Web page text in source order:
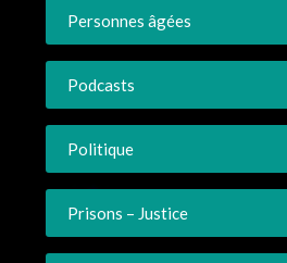
Personnes âgées
Podcasts
Politique
Prisons – Justice